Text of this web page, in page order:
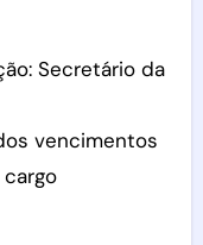
Secretário da
vencimentos